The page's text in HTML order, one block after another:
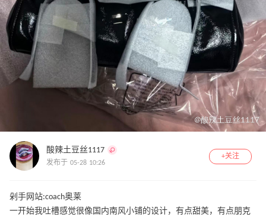
酸辣土豆丝1117
发布于 05-28 10:26
+关注
剁手网站:coach奥莱
一开始我吐槽感觉很像国内南风小铺的设计，有点甜美，有点朋克